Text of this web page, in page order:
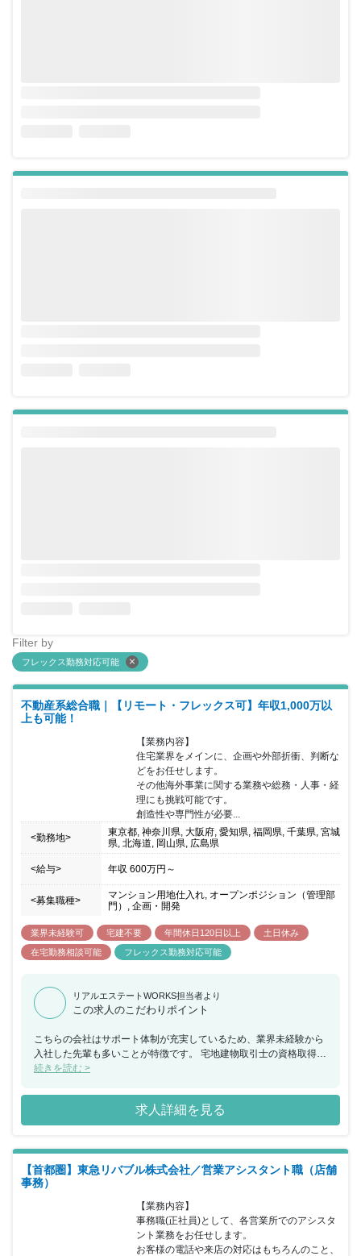
Filter by
フレックス勤務対応可能
不動産系総合職｜【リモート・フレックス可】年収1,000万以
上も可能！
【業務内容】
住宅業界をメインに、企画や外部折衝、判断な
どをお任せします。
その他海外事業に関する業務や総務・人事・経
理にも挑戦可能です。
創造性や専門性が必要...
<勤務地>
東京都, 神奈川県, 大阪府, 愛知県, 福岡県, 千葉県, 宮城
県, 北海道, 岡山県, 広島県
<給与> 年収 600万円 ～
<募集職種>
マンション用地仕入れ, オープンポジション（管理部
門）, 企画・開発
業界未経験可 宅建不要 年間休日120日以上
土日休み
在宅勤務相談可能
フレックス勤務対応可能
リアルエステートWORKS担当者より
この求人のこだわりポイント
こちらの会社はサポート体制が充実しているため、業界未経験から
入社した先輩も多いことが特徴です。 宅地建物取引士の資格取得支
援やOJTが整っており、イチから学べます。 さらにフレックス制度
き改革も推進中です。 業界知識を身につけつつ、働きやすい環境を
求めている方にピッタリの転職先と言えるでしょう。
続きを読む >
求人詳細を見る
【首都圏】東急リバブル株式会社／営業アシスタント職（店舗
事務）
【業務内容】
事務職(正社員)として、各営業所でのアシスタ
ント業務をお任せします。
お客様の電話や来店の対応はもちろんのこと、